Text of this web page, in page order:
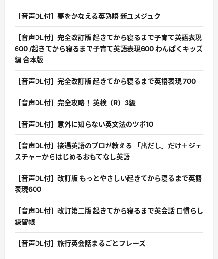
［音声DL付］夢をかなえる英熟語 新ユメジュク
［音声DL付］完全改訂版 起きてから寝るまで子育て英語表現
600 /起きてから寝るまで子育て英語表現600 わんぱくキッズ
編 合本版
［音声DL付］完全改訂版 起きてから寝るまで英語表現 700
［音声DL付］完全攻略！ 英検（R）3級
［音声DL付］意外に知らない英文法のツボ10
［音声DL付］接遇英語のプロが教える 「出だし」だけ＋ジェ
スチャーからはじめるおもてなし英語
［音声DL付］改訂版 もっとやさしい起きてから寝るまで英語
表現600
［音声DL付］改訂第二版 起きてから寝るまで英会話 口慣らし
練習帳
［音声DL付］旅行英会話まるごとフレーズ